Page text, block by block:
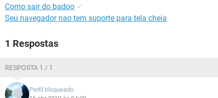
Como sair do badoo ✓
Seu navegador nao tem suporte para tela cheia
1 Respostas
RESPOSTA 1 / 1
Perfil bloqueado